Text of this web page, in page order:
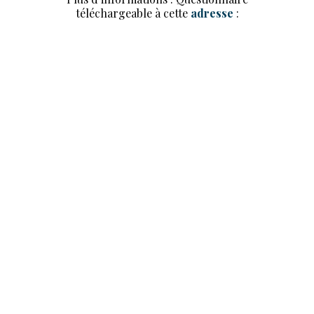
téléchargeable à cette adresse :